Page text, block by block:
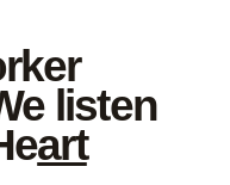
listen
art